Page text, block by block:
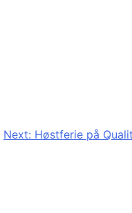
Next: Høstferie på